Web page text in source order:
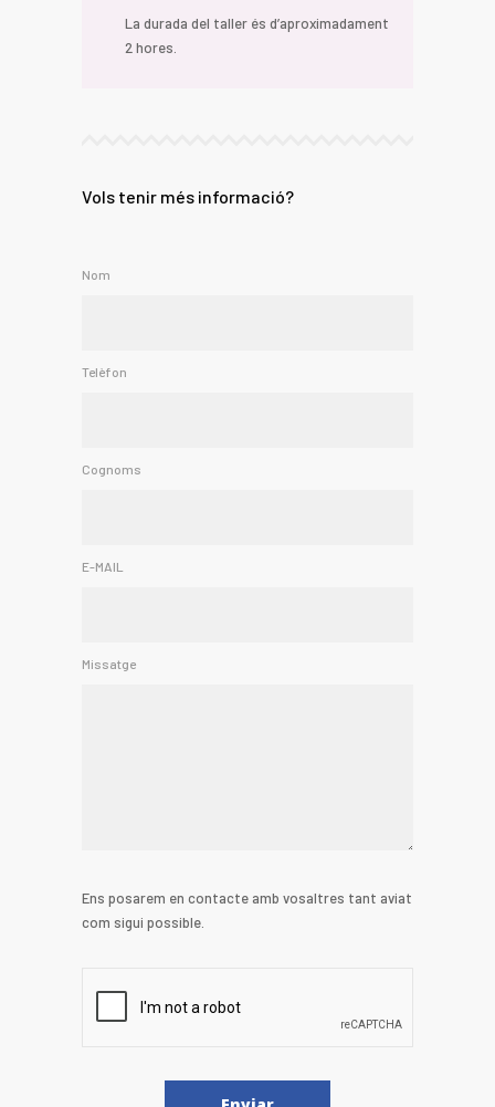
La durada del taller és d’aproximadament
2 hores.
Vols tenir més informació?
Nom
Telèfon
Cognoms
E-MAIL
Missatge
Ens posarem en contacte amb vosaltres tant aviat
com sigui possible.